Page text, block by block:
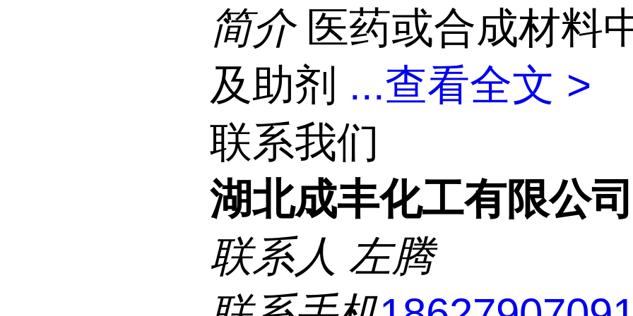
简介 医药或合成材料
及助剂 ...查看全文 >
联系我们
湖北成丰化工有限公司
联系人 左腾